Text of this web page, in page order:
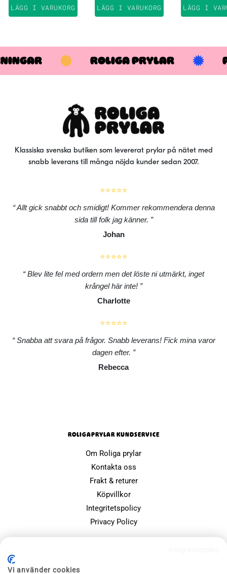
LÄGG I VARUKORG LÄGG I VARUKORG LÄGG I
ROLIGA PRYLAR
Klassiska svenska butiken som levererat prylar på nätet med
snabb leverans till många nöjda kunder sedan 2007.
⭐⭐⭐⭐⭐
Allt gick snabbt och smidigt! Kommer rekommendera denna
sida till folk jag känner.
Johan
⭐⭐⭐⭐⭐
Blev lite fel med ordern men det löste ni utmärkt, inget
krångel här inte!
Charlotte
⭐⭐⭐⭐⭐
Snabba att svara på frågor. Snabb leverans! Fick mina varor
dagen efter.
Rebecca
ROLIGAPRYLAR KUNDSERVICE
Om Roliga prylar
Kontakta oss
Frakt & returer
Köpvillkor
Integritetspolicy
Privacy Policy
Vi använder cookies